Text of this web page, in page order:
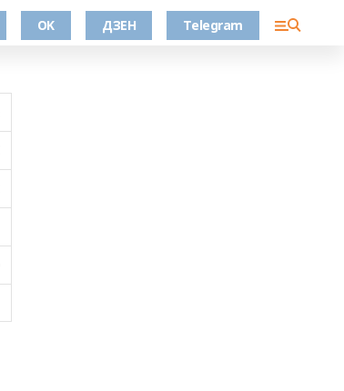
OK ДЗЕН Telegram